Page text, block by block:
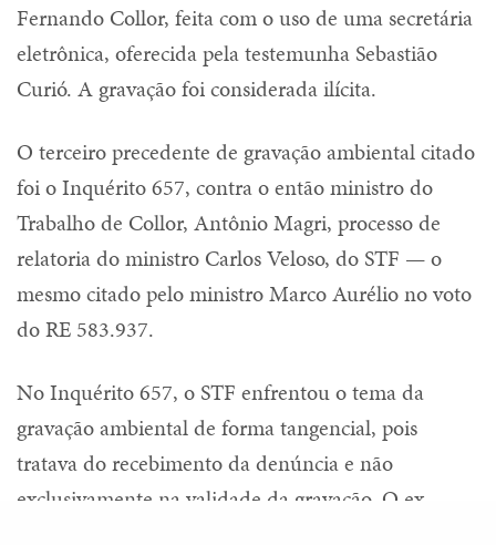
Fernando Collor, feita com o uso de uma secretária
eletrônica, oferecida pela testemunha Sebastião
Curió. A gravação foi considerada ilícita.
O terceiro precedente de gravação ambiental citado
foi o Inquérito 657, contra o então ministro do
Trabalho de Collor, Antônio Magri, processo de
relatoria do ministro Carlos Veloso, do STF — o
mesmo citado pelo ministro Marco Aurélio no voto
do RE 583.937.
No Inquérito 657, o STF enfrentou o tema da
gravação ambiental de forma tangencial, pois
tratava do recebimento da denúncia e não
exclusivamente na validade da gravação. O ex-